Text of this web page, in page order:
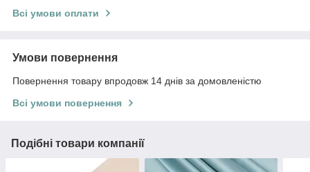
Всі умови оплати
Умови повернення
Повернення товару впродовж 14 днів за домовленістю
Всі умови повернення
Подібні товари компанії